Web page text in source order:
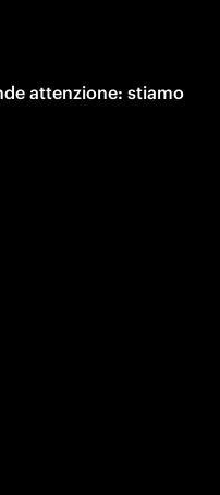
attenzione: stiamo